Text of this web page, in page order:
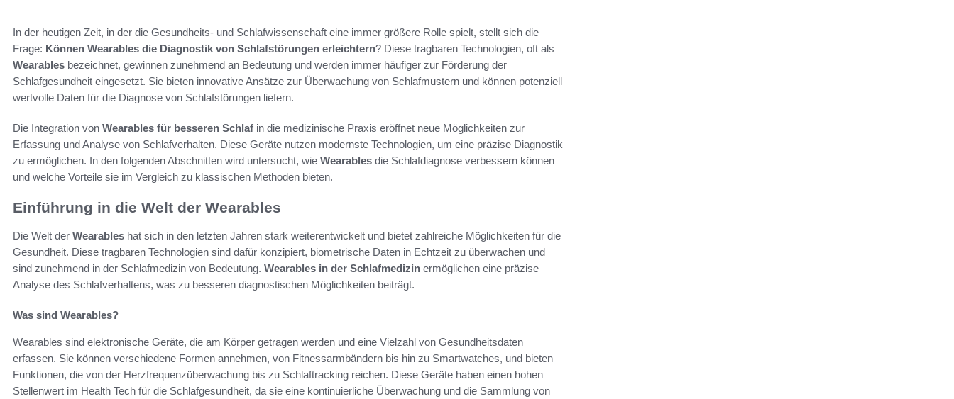
In der heutigen Zeit, in der die Gesundheits- und Schlafwissenschaft eine immer größere Rolle spielt, stellt sich die
Frage: Können Wearables die Diagnostik von Schlafstörungen erleichtern? Diese tragbaren Technologien, oft als
Wearables bezeichnet, gewinnen zunehmend an Bedeutung und werden immer häufiger zur Förderung der
Schlafgesundheit eingesetzt. Sie bieten innovative Ansätze zur Überwachung von Schlafmustern und können potenziell
wertvolle Daten für die Diagnose von Schlafstörungen liefern.
Die Integration von Wearables für besseren Schlaf in die medizinische Praxis eröffnet neue Möglichkeiten zur
Erfassung und Analyse von Schlafverhalten. Diese Geräte nutzen modernste Technologien, um eine präzise Diagnostik
zu ermöglichen. In den folgenden Abschnitten wird untersucht, wie Wearables die Schlafdiagnose verbessern können
und welche Vorteile sie im Vergleich zu klassischen Methoden bieten.
Einführung in die Welt der Wearables
Die Welt der Wearables hat sich in den letzten Jahren stark weiterentwickelt und bietet zahlreiche Möglichkeiten für die
Gesundheit. Diese tragbaren Technologien sind dafür konzipiert, biometrische Daten in Echtzeit zu überwachen und
sind zunehmend in der Schlafmedizin von Bedeutung. Wearables in der Schlafmedizin ermöglichen eine präzise
Analyse des Schlafverhaltens, was zu besseren diagnostischen Möglichkeiten beiträgt.
Was sind Wearables?
Wearables sind elektronische Geräte, die am Körper getragen werden und eine Vielzahl von Gesundheitsdaten
erfassen. Sie können verschiedene Formen annehmen, von Fitnessarmbändern bis hin zu Smartwatches, und bieten
Funktionen, die von der Herzfrequenzüberwachung bis zu Schlaftracking reichen. Diese Geräte haben einen hohen
Stellenwert im Health Tech für die Schlafgesundheit, da sie eine kontinuierliche Überwachung und die Sammlung von